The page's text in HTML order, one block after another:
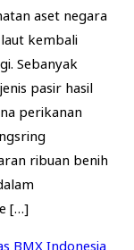
aset negara
kembali
Sebanyak
pasir hasil
perikanan
ribuan benih
[…]